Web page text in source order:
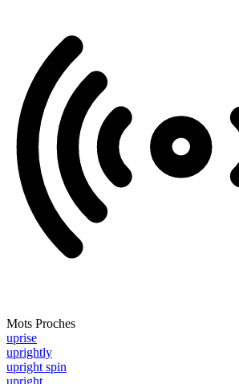
Mots Proches
uprise
uprightly
upright spin
upright